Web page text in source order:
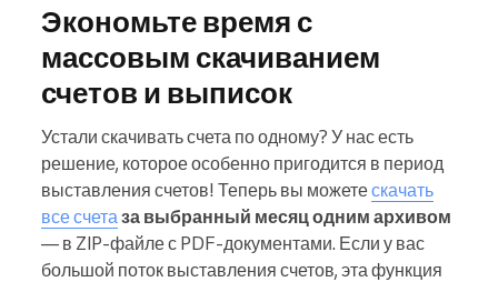
Экономьте время с
массовым скачиванием
счетов и выписок
Устали скачивать счета по одному? У нас есть
решение, которое особенно пригодится в период
выставления счетов! Теперь вы можетескачать
все счета за выбранный месяц одним архивом
— в ZIP-файле с PDF-документами. Если у вас
большой поток выставления счетов, эта функция